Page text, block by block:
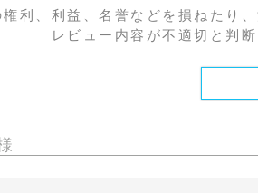
権利、利益、名誉などを損ねたり
レビュー内容が不適切と判